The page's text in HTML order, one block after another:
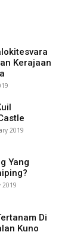
Kerajaan
2019
Yang
2019
Di
Kuno